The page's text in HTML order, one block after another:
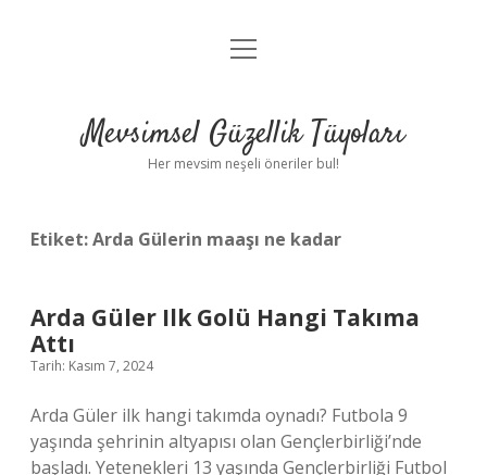
Anasayfa
Yasal Uyarı
menüyü
Mevsimsel Güzellik Tüyoları
Her mevsim neşeli öneriler bul!
Etiket:Arda Gülerin maaşı ne kadar
Arda Güler Ilk Golü Hangi Takıma
Attı
Tarih: Kasım 7, 2024
Arda Güler ilk hangi takımda oynadı? Futbola 9
yaşında şehrinin altyapısı olan Gençlerbirliği’nde
başladı. Yetenekleri 13 yaşında Gençlerbirliği Futbol